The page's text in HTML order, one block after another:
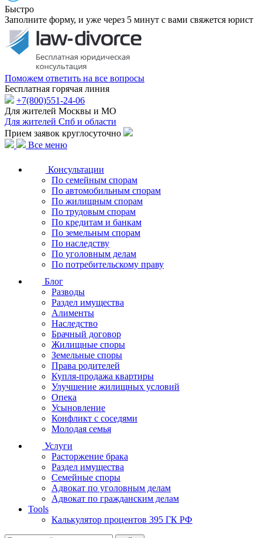
Быстро
Заполните форму, и уже через 5 минут с вами свяжется юрист
Поможем ответить на все вопросы
Бесплатная горячая линия
+7(800)551-24-06
Для жителей Москвы и МО
Для жителей Спб и области
Прием заявок круглосуточно
Все меню
Консультации
По семейным спорам
По автомобильным спорам
По жилищным спорам
По трудовым спорам
По кредитам и банкам
По земельным спорам
По наследству
По уголовным делам
По потребительскому праву
Блог
Разводы
Раздел имущества
Алименты
Наследство
Брачный договор
Жилищные споры
Земельные споры
Права родителей
Купля-продажа квартиры
Улучшение жилищных условий
Опека
Усыновление
Конфликт с соседями
Молодая семья
Услуги
Расторжение брака
Раздел имущества
Семейные споры
Адвокат по уголовным делам
Адвокат по гражданским делам
Tools
Калькулятор процентов 395 ГК РФ